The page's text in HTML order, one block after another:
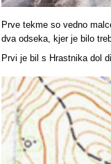
Prve tekme so vedno
dva odseka, kjer je bilo
Prvi je bil s Hrastnika dol